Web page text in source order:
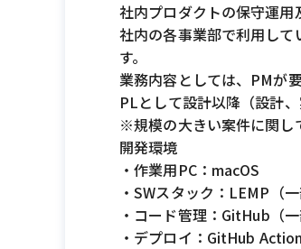
社内プロダクトの保守運用
社内の各事業部で利用し
す。
業務内容としては、PMが
PLとして設計以降（設計
※規模の大きい案件に関し
開発環境
・作業用PC：macOS
・SWスタック：LEMP（一
・コード管理：GitHub（一
・デプロイ：GitHub